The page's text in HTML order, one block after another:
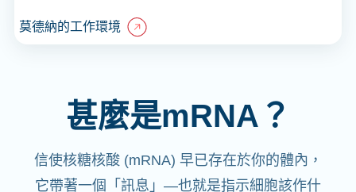
莫德納的工作環境
甚麼是mRNA？
信使核糖核酸 (mRNA) 早已存在於你的體內，
它帶著一個「訊息」—也就是指示細胞該作什